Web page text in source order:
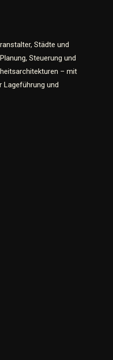
Städte und
Steuerung und
– mit
Lageführung und